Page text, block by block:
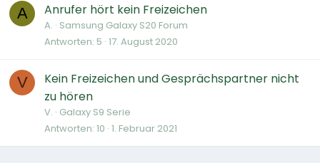
A Anrufer hört kein Freizeichen
A. Samsung Galaxy S20 Forum
Antworten 5 17. August 2020
V
Kein Freizeichen und Gesprächspartner nicht
zu hören
V. Galaxy S9 Serie
Antworten 10 1. Februar 2021